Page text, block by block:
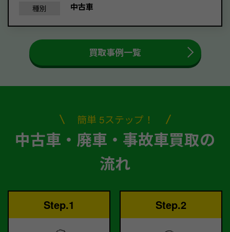
種別 中古車
買取事例一覧
簡単 5ステップ！
中古車・廃車・事故車買取の
流れ
Step.1 Step.2